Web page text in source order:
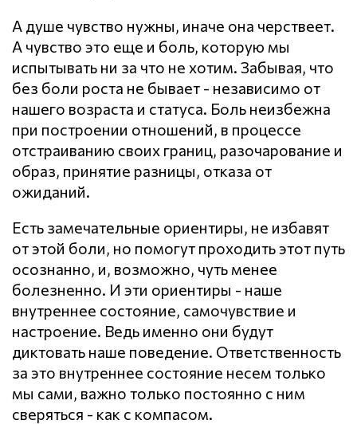
А душе чувство нужны, иначе она черствеет.
А чувство это еще и боль, которую мы
испытывать ни за что не хотим. Забывая, что
без боли роста не бывает - независимо от
нашего возраста и статуса. Боль неизбежна
при построении отношений, в процессе
отстраиванию своих границ, разочарование и
образ, принятие разницы, отказа от
ожиданий.
Есть замечательные ориентиры, не избавят
от этой боли, но помогут проходить этот путь
осознанно, и, возможно, чуть менее
болезненно. И эти ориентиры - наше
внутреннее состояние, самочувствие и
настроение. Ведь именно они будут
диктовать наше поведение. Ответственность
за это внутреннее состояние несем только
мы сами, важно только постоянно с ним
сверяться - как с компасом.